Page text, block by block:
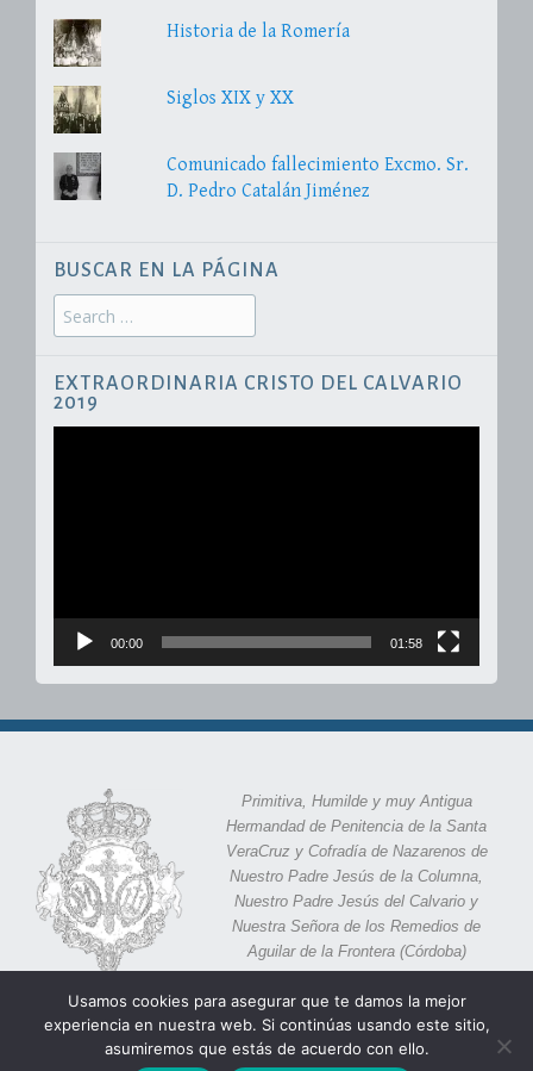
Historia de la Romería
Siglos XIX y XX
Comunicado fallecimiento Excmo. Sr.
D. Pedro Catalán Jiménez
BUSCAR EN LA PÁGINA
Search
for:
EXTRAORDINARIA CRISTO DEL CALVARIO
2019
00:00 01:58
Primitiva, Humilde y muy Antigua
Hermandad de Penitencia de la Santa
VeraCruz y Cofradía de Nazarenos de
Nuestro Padre Jesús de la Columna,
Nuestro Padre Jesús del Calvario y
Nuestra Señora de los Remedios de
Aguilar de la Frontera (Córdoba)
Calle Eras 11,Aguilar de la Frontera, 14920 (Córdoba)
Usamos cookies para asegurar que te damos la mejor
experiencia en nuestra web. Si continúas usando este sitio,
asumiremos que estás de acuerdo con ello.